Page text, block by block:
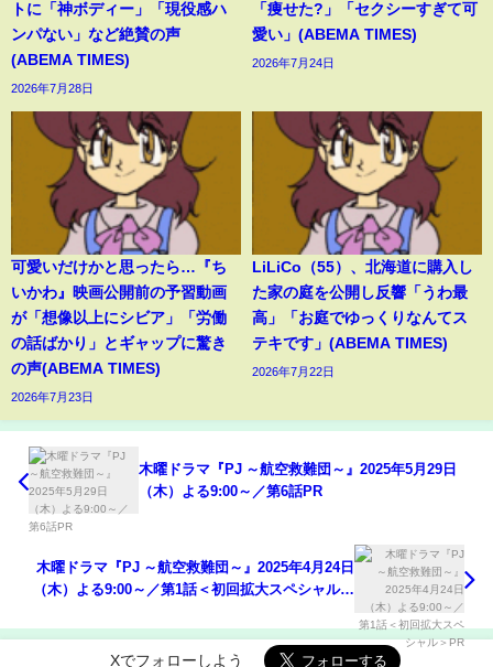
トに「神ボディー」「現役感ハ
ンパない」など絶賛の声
(ABEMA TIMES)
2026年7月28日
「痩せた?」「セクシーすぎて可
愛い」(ABEMA TIMES)
2026年7月24日
可愛いだけかと思ったら…『ち
いかわ』映画公開前の予習動画
が「想像以上にシビア」「労働
の話ばかり」とギャップに驚き
の声(ABEMA TIMES)
2026年7月23日
LiLiCo（55）、北海道に購入し
た家の庭を公開し反響「うわ最
高」「お庭でゆっくりなんてス
テキです」(ABEMA TIMES)
2026年7月22日
木曜ドラマ『PJ ～航空救難団～』2025年5月29日
（木）よる9:00～／第6話PR
木曜ドラマ『PJ ～航空救難団～』2025年4月24日
（木）よる9:00～／第1話＜初回拡大スペシャル＞
Xでフォローしよう